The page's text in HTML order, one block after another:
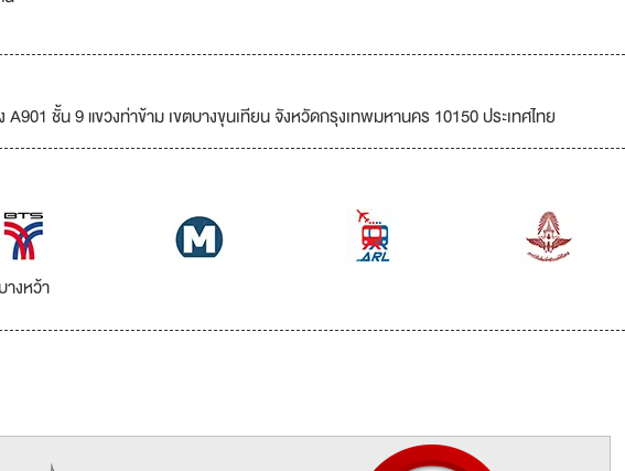
ชั้น 9 แขวงท่าข้าม เขตบางขุนเทียน จังหวัดกรุงเทพมหานคร 10150 ประเทศไทย
างหว้า